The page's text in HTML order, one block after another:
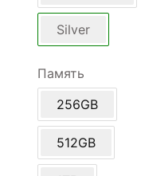
Silver
Память
256GB
512GB